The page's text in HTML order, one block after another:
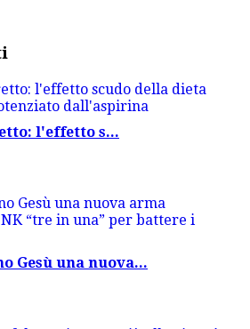
l'effetto s...
Gesù una nuova...